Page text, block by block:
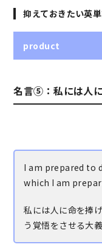
抑えておきたい英
product
名言⑤：私には人
I am prepared to
which I am
私には人に命を捧
う覚悟をさせる大